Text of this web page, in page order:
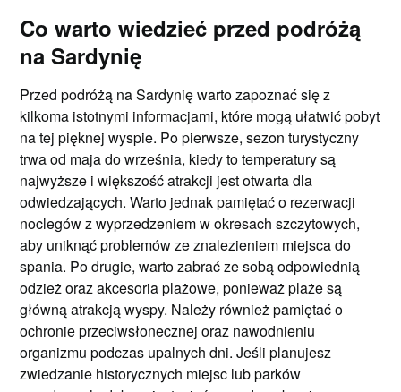
Co warto wiedzieć przed podróżą
na Sardynię
Przed podróżą na Sardynię warto zapoznać się z
kilkoma istotnymi informacjami, które mogą ułatwić pobyt
na tej pięknej wyspie. Po pierwsze, sezon turystyczny
trwa od maja do września, kiedy to temperatury są
najwyższe i większość atrakcji jest otwarta dla
odwiedzających. Warto jednak pamiętać o rezerwacji
noclegów z wyprzedzeniem w okresach szczytowych,
aby uniknąć problemów ze znalezieniem miejsca do
spania. Po drugie, warto zabrać ze sobą odpowiednią
odzież oraz akcesoria plażowe, ponieważ plaże są
główną atrakcją wyspy. Należy również pamiętać o
ochronie przeciwsłonecznej oraz nawodnieniu
organizmu podczas upalnych dni. Jeśli planujesz
zwiedzanie historycznych miejsc lub parków